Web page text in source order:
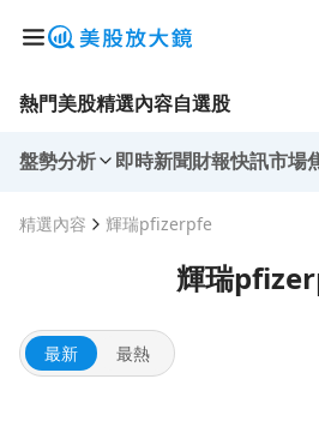
熱門美股精選內容自選股
盤勢分析 即時新聞財報快訊市場
精選內容 輝瑞pfizerpfe
輝瑞
最新 最熱